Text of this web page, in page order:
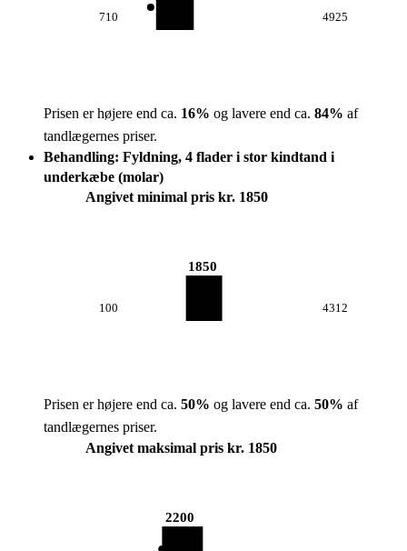
710 4925
Prisen er højere end ca. 16% og lavere end ca. 84% af
tandlægernes priser.
Behandling: Fyldning, 4 flader i stor kindtand i
underkæbe (molar)
Angivet minimal pris kr. 1850
100
1850
4312
Prisen er højere end ca. 50% og lavere end ca. 50% af
tandlægernes priser.
Angivet maksimal pris kr. 1850
2200